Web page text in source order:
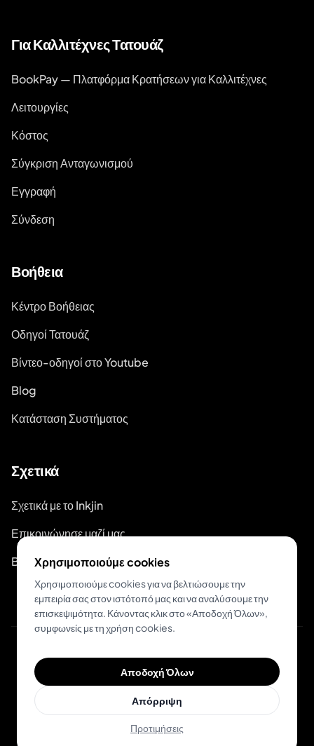
Για Καλλιτέχνες Τατουάζ
BookPay — Πλατφόρμα Κρατήσεων για Καλλιτέχνες
Λειτουργίες
Κόστος
Σύγκριση Ανταγωνισμού
Εγγραφή
Σύνδεση
Βοήθεια
Κέντρο Βοήθειας
Οδηγοί Τατουάζ
Βίντεο-οδηγοί στο Youtube
Blog
Κατάσταση Συστήματος
Σχετικά
Σχετικά με το Inkjin
Επικοινώνησε μαζί μας
Branding Kit
© 2026 Inkjin
Πολιτική ΑπορρήτουΌροι Χρήσης
Χρησιμοποιούμε cookies
Χρησιμοποιούμε cookies για να βελτιώσουμε την
εμπειρία σας στον ιστότοπό μας και να αναλύσουμε την
επισκεψιμότητα. Κάνοντας κλικ στο «Αποδοχή Όλων»,
συμφωνείς με τη χρήση cookies.
Αποδοχή Όλων
Απόρριψη
Προτιμήσεις